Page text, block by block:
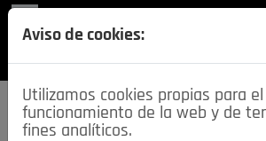
SECCIONES
Aviso de cookies:
Utilizamos cookies propias para el
funcionamiento de la web y de
fines analíticos.